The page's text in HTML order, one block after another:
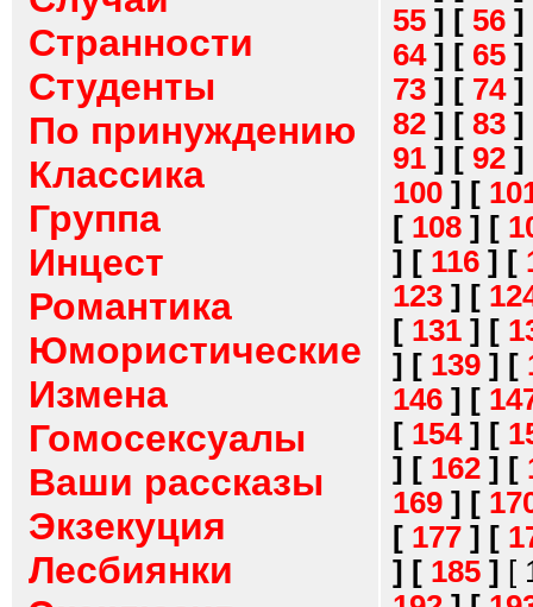
Странности
Студенты
По принуждению
Классика
Группа
Инцест
Романтика
Юмористические
Измена
Гомосексуалы
Ваши рассказы
Экзекуция
Лесбиянки
55 ] [ 56 ]
64] [ 65 ]
73 ] [ 74]
82 ] [ 83 ]
91 ] [ 92 ]
100 ] [
[ 108 ] [
] [ 116 ] [
123 ] [
[ 131 ] [
] [ 139 ] [
146 ] [
[ 154] [
] [ 162 ] [
169 ] [
[ 177 ] [
] [ 185 ] [